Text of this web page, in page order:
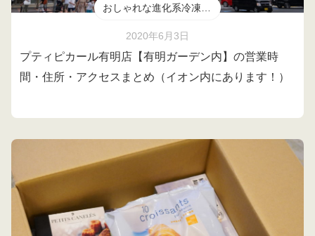
2020年6月3日
プティピカール有明店【有明ガーデン内】の営業時
間・住所・アクセスまとめ（イオン内にあります！）